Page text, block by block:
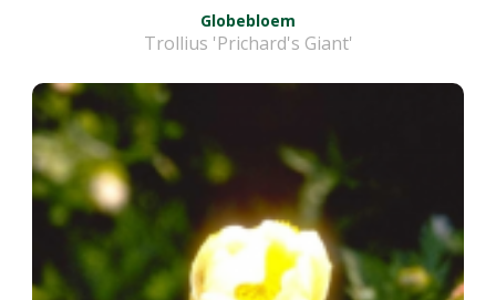
Globebloem
Trollius 'Prichard's Giant'